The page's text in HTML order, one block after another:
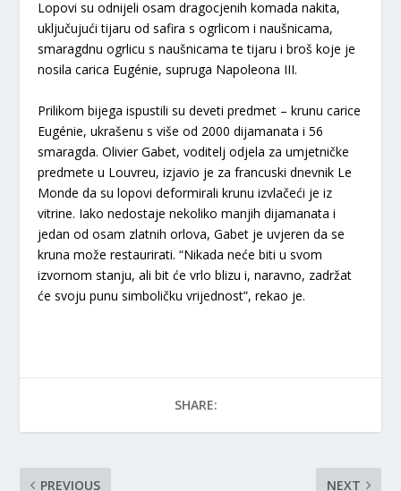
Lopovi su odnijeli osam dragocjenih komada nakita,
uključujući tijaru od safira s ogrlicom i naušnicama,
smaragdnu ogrlicu s naušnicama te tijaru i broš koje je
nosila carica Eugénie, supruga Napoleona III.
Prilikom bijega ispustili su deveti predmet – krunu carice
Eugénie, ukrašenu s više od 2000 dijamanata i 56
smaragda. Olivier Gabet, voditelj odjela za umjetničke
predmete u Louvreu, izjavio je za francuski dnevnik Le
Monde da su lopovi deformirali krunu izvlačeći je iz
vitrine. Iako nedostaje nekoliko manjih dijamanata i
jedan od osam zlatnih orlova, Gabet je uvjeren da se
kruna može restaurirati. “Nikada neće biti u svom
izvornom stanju, ali bit će vrlo blizu i, naravno, zadržat
će svoju punu simboličku vrijednost”, rekao je.
SHARE:
PREVIOUS NEXT